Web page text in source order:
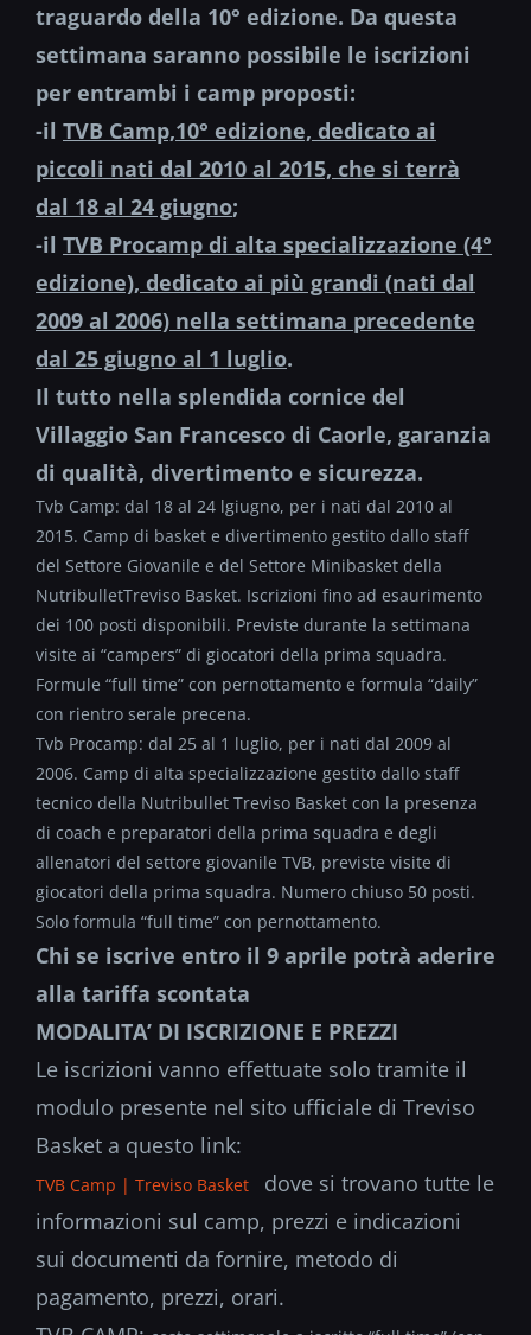
traguardo della 10° edizione. Da questa
settimana saranno possibile le iscrizioni
per entrambi i camp proposti:
-il TVB Camp,10° edizione, dedicato ai
piccoli nati dal 2010 al 2015, che si terrà
dal 18 al 24 giugno;
-il TVB Procamp di alta specializzazione (4°
edizione), dedicato ai più grandi (nati dal
2009 al 2006) nella settimana precedente
dal 25 giugno al 1 luglio.
Il tutto nella splendida cornice del
Villaggio San Francesco di Caorle, garanzia
di qualità, divertimento e sicurezza.
Tvb Camp: dal 18 al 24 lgiugno, per i nati dal 2010 al
2015. Camp di basket e divertimento gestito dallo staff
del Settore Giovanile e del Settore Minibasket della
NutribulletTreviso Basket. Iscrizioni fino ad esaurimento
dei 100 posti disponibili. Previste durante la settimana
visite ai “campers” di giocatori della prima squadra.
Formule “full time” con pernottamento e formula “daily”
con rientro serale precena.
Tvb Procamp: dal 25 al 1 luglio, per i nati dal 2009 al
2006. Camp di alta specializzazione gestito dallo staff
tecnico della Nutribullet Treviso Basket con la presenza
di coach e preparatori della prima squadra e degli
allenatori del settore giovanile TVB, previste visite di
giocatori della prima squadra. Numero chiuso 50 posti.
Solo formula “full time” con pernottamento.
Chi se iscrive entro il 9 aprile potrà aderire
alla tariffa scontata
MODALITA’ DI ISCRIZIONE E PREZZI
Le iscrizioni vanno effettuate solo tramite il
modulo presente nel sito ufficiale di Treviso
Basket a questo link:
TVB Camp | Treviso Basket
dove si trovano tutte le
informazioni sul camp, prezzi e indicazioni
sui documenti da fornire, metodo di
pagamento, prezzi, orari.